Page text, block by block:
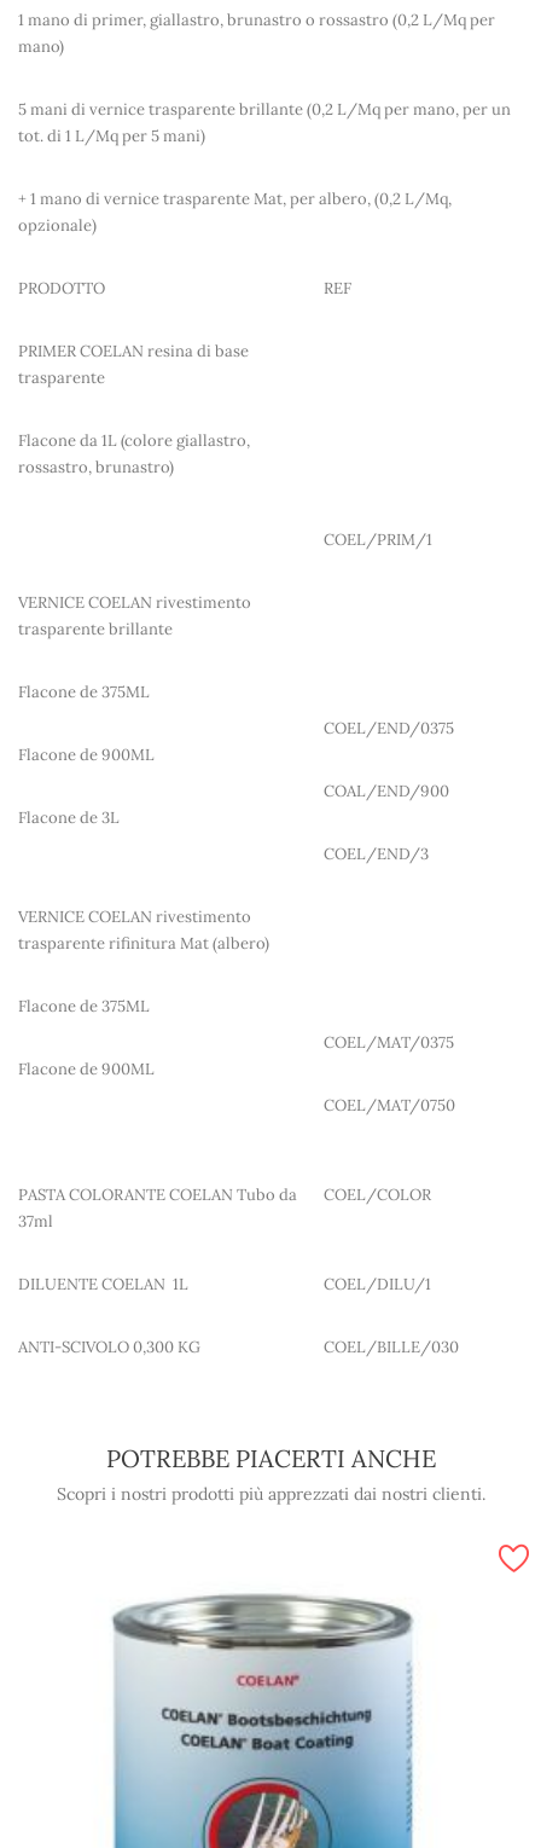
1 mano di primer, giallastro, brunastro o rossastro (0,2 L/Mq per
mano)
5 mani di vernice trasparente brillante (0,2 L/Mq per mano, per un
tot. di 1 L/Mq per 5 mani)
+ 1 mano di vernice trasparente Mat, per albero, (0,2 L/Mq,
opzionale)
PRODOTTO REF
PRIMER COELAN resina di base
trasparente
Flacone da 1L (colore giallastro,
rossastro, brunastro)
COEL/PRIM/1
VERNICE COELAN rivestimento
trasparente brillante
Flacone de 375ML
Flacone de 900ML
Flacone de 3L
COEL/END/0375
COAL/END/900
COEL/END/3
VERNICE COELAN rivestimento
trasparente rifinitura Mat (albero)
Flacone de 375ML
Flacone de 900ML
COEL/MAT/0375
COEL/MAT/0750
PASTA COLORANTE COELAN Tubo da
37ml
COEL/COLOR
DILUENTE COELAN 1L COEL/DILU/1
ANTI-SCIVOLO 0,300 KG COEL/BILLE/030
POTREBBE PIACERTI ANCHE
Scopri i nostri prodotti più apprezzati dai nostri clienti.